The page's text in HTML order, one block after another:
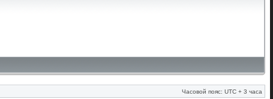
Часовой пояс: UTC + 3 часа